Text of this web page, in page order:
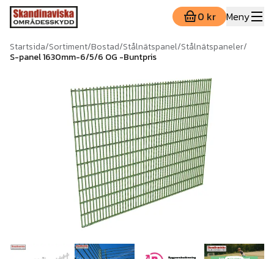
0 kr Meny
Startsida/Sortiment/Bostad/Stålnätspanel/Stålnätspaneler/
S-panel 1630mm-6/5/6 OG -Buntpris